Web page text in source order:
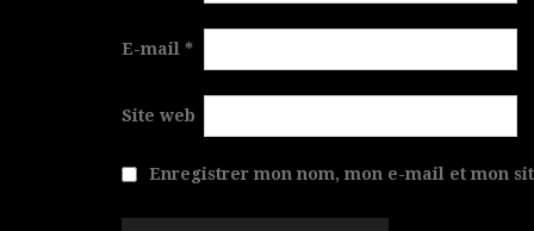
E-mail *
Site web
Enregistrer mon nom, mon e-mail et mon